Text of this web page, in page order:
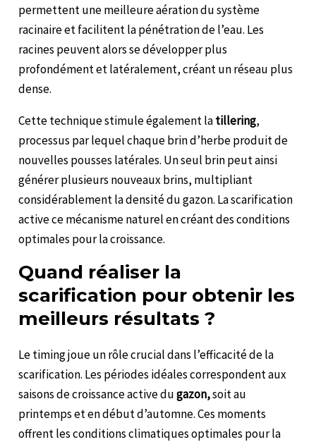
permettent une meilleure aération du système
racinaire et facilitent la pénétration de l’eau. Les
racines peuvent alors se développer plus
profondément et latéralement, créant un réseau plus
dense.
Cette technique stimule également latillering,
processus par lequel chaque brin d’herbe produit de
nouvelles pousses latérales. Un seul brin peut ainsi
générer plusieurs nouveaux brins, multipliant
considérablement la densité du gazon. La scarification
active ce mécanisme naturel en créant des conditions
optimales pour la croissance.
Quand réaliser la
scarification pour obtenir les
meilleurs résultats ?
Le timing joue un rôle crucial dans l’efficacité de la
scarification. Les périodes idéales correspondent aux
saisons de croissance active dugazon,soit au
printemps et en début d’automne. Ces moments
offrent les conditions climatiques optimales pour la